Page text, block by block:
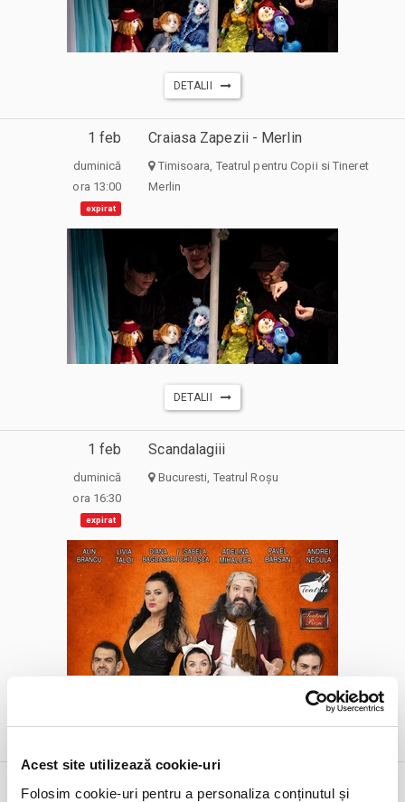
Acest site utilizează cookie-uri
Folosim cookie-uri pentru a personaliza conținutul și
DETALII
1 feb
duminică
ora 13:00
expirat
Craiasa Zapezii - Merlin
Timisoara, Teatrul pentru Copii si Tineret
Merlin
DETALII
1 feb
duminică
ora 16:30
expirat
Scandalagiii
Bucuresti, Teatrul Roșu
vs Universitatea Craiova